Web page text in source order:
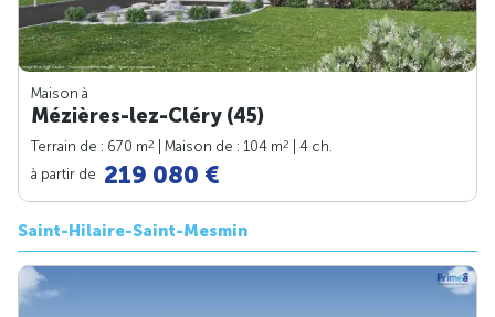
Maison à
Mézières-lez-Cléry (45)
Terrain de : 670 m2 | Maison de : 104 m2
| 4 ch.
à partir de 219 080 €
Saint-Hilaire-Saint-Mesmin